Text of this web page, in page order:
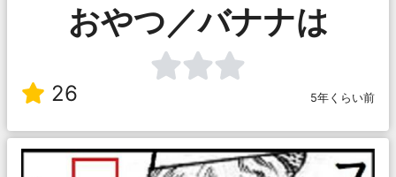
おやつ／バナナは
26 5年くらい前